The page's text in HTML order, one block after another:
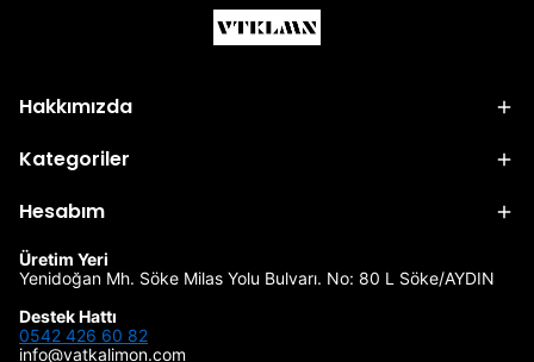
Hakkımızda
Kategoriler
Hesabım
Üretim Yeri
Yenidoğan Mh. Söke Milas Yolu Bulvarı. No: 80 L Söke/AYDIN
Destek Hattı
0542 426 60 82
info@vatkalimon.com